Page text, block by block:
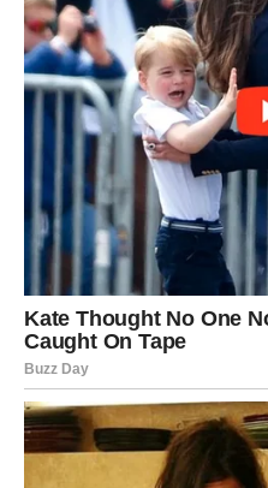
dvosmislene posljedice za
Savjet:Pružite logične i
“Ako ne pospremiš svoje
Nedostatak
Pogreška:Roditelji često
negativno ponašanje, što
Savjet:Preusmjerite
čim dijete počne pokazivati
previše istražujete njihove